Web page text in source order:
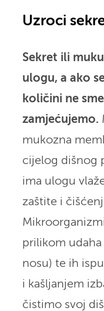
Uzroci
Sekret ili
ulogu, a ako
količini ne
zamjećujemo.
mukozna
cijelog dišnog
ima ulogu
zaštite i
prilikom udaha
nosu) te ih
i kašljanjem
čistimo svoj